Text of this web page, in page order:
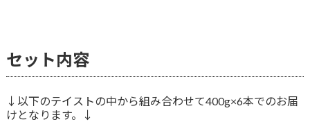
セット内容
↓以下のテイストの中から組み合わせて400g×6本でのお届
けとなります。↓